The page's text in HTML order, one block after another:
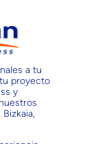
a tu
proyecto
y